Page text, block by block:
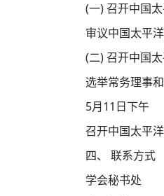
(一)召开中国
审议中国太平
(二)召开中国
选举常务理事
5月11日下午
召开中国太平
四、
联系方式
学会秘书处